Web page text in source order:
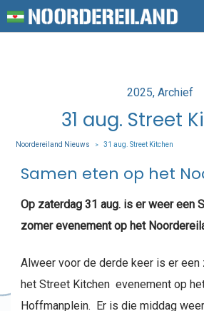
Posted
in
2025 Archief
31 aug. Street
Noordereiland Nieuws > 31 aug. Street Kitchen
Samen eten op het
Op zaterdag 31 aug. is er weer een
zomer evenement op het
Alweer voor de derde keer is er
het Street Kitchen evenement op
Hoffmanplein. Er is die middag